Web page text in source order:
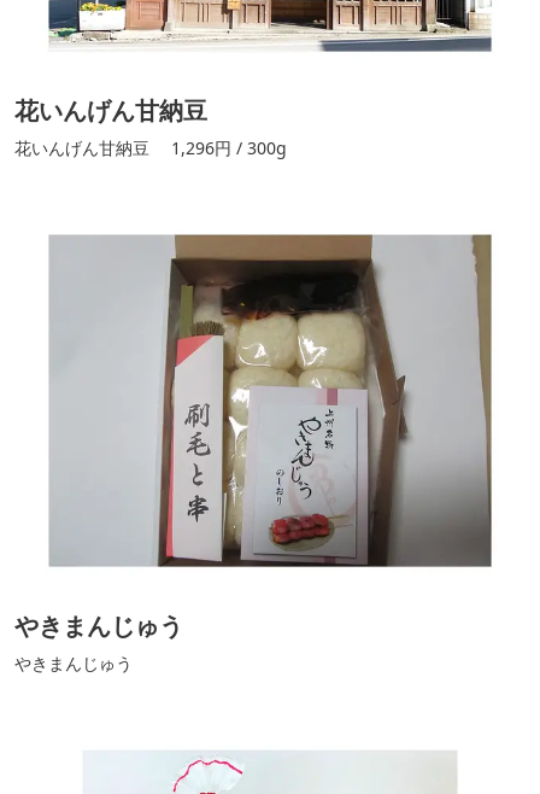
花いんげん甘納豆
花いんげん甘納豆 1,296円 / 300g
やきまんじゅう
やきまんじゅう